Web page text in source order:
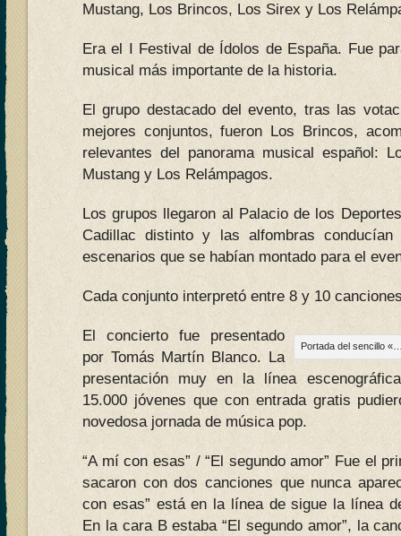
Mustang, Los Brincos, Los Sirex y Los
Era el I Festival de Ídolos de España. Fue
musical más importante de la historia.
El grupo destacado del evento, tras las
mejores conjuntos, fueron Los Brincos,
relevantes del panorama musical español:
Mustang y Los Relámpagos.
Los grupos llegaron al Palacio de los
Cadillac distinto y las alfombras
escenarios que se habían montado para el
Cada conjunto interpretó entre 8 y 10
Portada del sencillo
El concierto fue presentado
por Tomás Martín Blanco. La
presentación muy en la línea
15.000 jóvenes que con entrada gratis
novedosa jornada de música pop.
“A mí con esas” / “El segundo amor” Fue el
sacaron con dos canciones que nunca
con esas” está en la línea de sigue la línea
En la cara B estaba “El segundo amor”, la